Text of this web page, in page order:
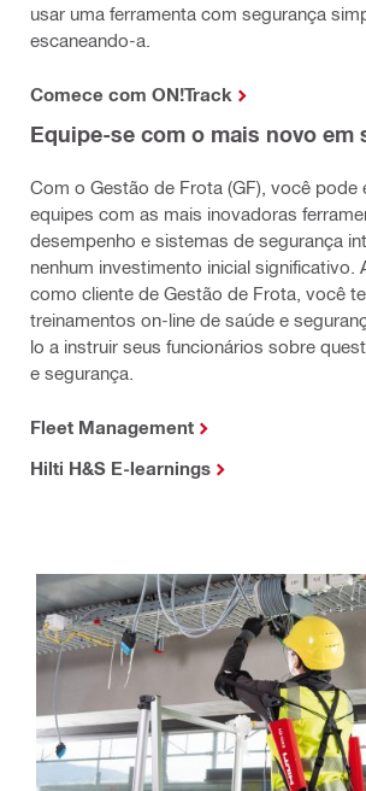
usar uma ferramenta com segurança
escaneando-a.
Comece com ON!Track
Equipe-se com o mais novo em
Com o Gestão de Frota (GF), você pode
equipes com as mais inovadoras
desempenho e sistemas de segurança
nenhum investimento inicial significativo.
como cliente de Gestão de Frota, você
treinamentos on-line de saúde e
lo a instruir seus funcionários sobre
e segurança.
Fleet Management
Hilti H&S E-learnings